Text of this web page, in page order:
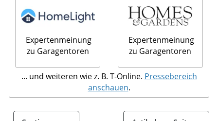
Expertenmeinung
zu Garagentoren
Expertenmeinung
zu Garagentoren
... und weiteren wie z. B. T-Online. Pressebereich
anschauen.